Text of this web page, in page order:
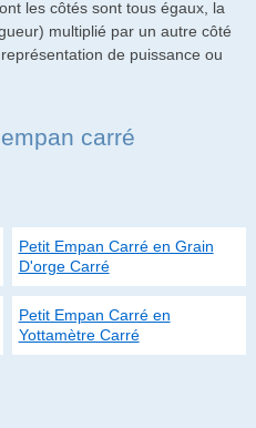
les côtés sont tous égaux, la
multiplié par un autre côté
de puissance ou
carré
Petit Empan Carré en Grain
D'orge Carré
Petit Empan Carré en
Yottamètre Carré